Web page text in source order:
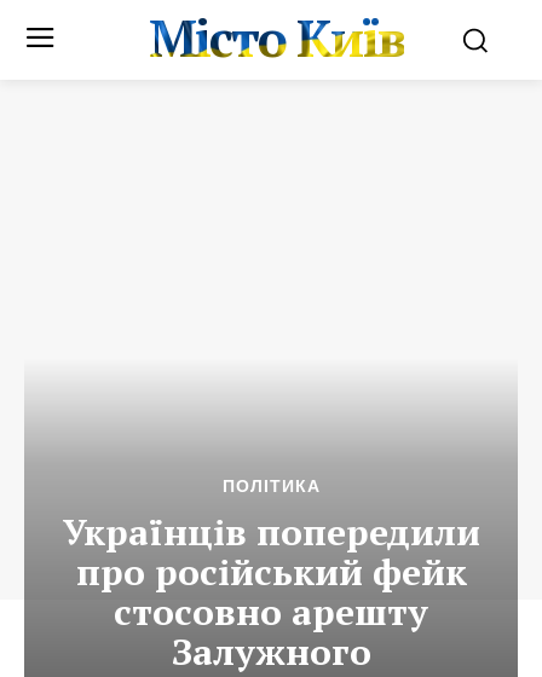
Місто Київ
ПОЛІТИКА
Українців попередили
про російський фейк
стосовно арешту
Залужного